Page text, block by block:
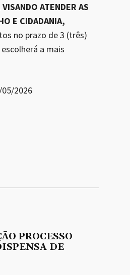
ATENDER AS
E CIDADANIA,
no prazo de 3 (três)
a mais
05/2026
PROCESSO
DE